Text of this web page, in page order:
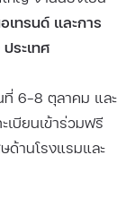
เทรนด์ และการ
ระเทศ
ที่ 6–8 ตุลาคม และ
บียนเข้าร่วมฟรี
ด้านโรงแรมและ